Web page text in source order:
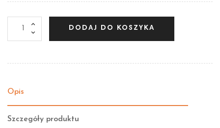
DODAJ DO KOSZYKA
Opis
Szczegóły produktu